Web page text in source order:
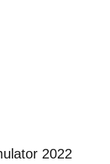
2022